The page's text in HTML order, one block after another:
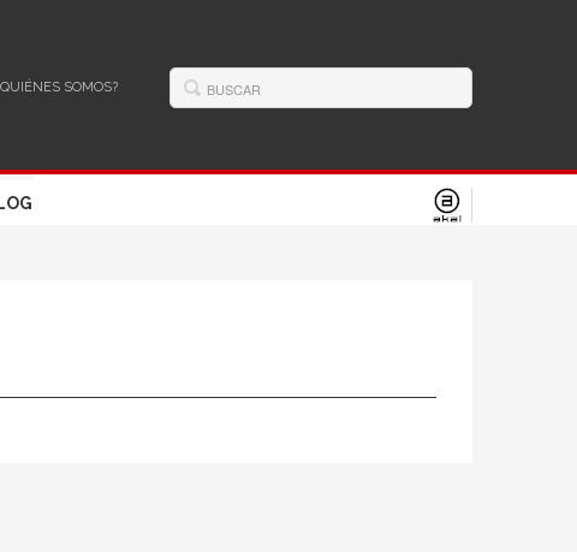
SOMOS?